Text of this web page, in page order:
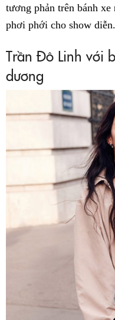
tương phản trên bánh xe
phơi phới cho show diễn.
Trần Đô Linh với
dương